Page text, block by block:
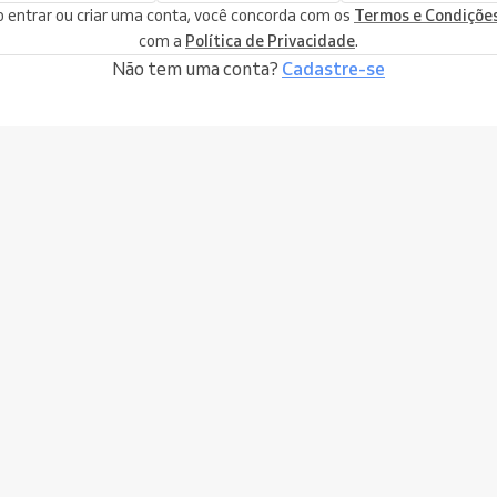
entrar ou criar uma conta, você concorda com os Termos e
com a Política de Privacidade.
Não tem uma conta? Cadastre-se